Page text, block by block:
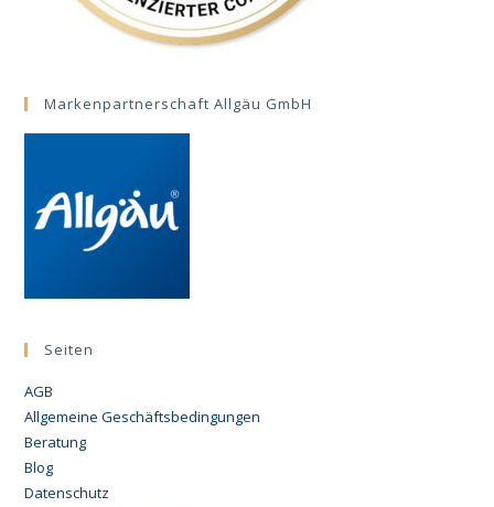
Markenpartnerschaft Allgäu GmbH
Seiten
AGB
Allgemeine Geschäftsbedingungen
Beratung
Blog
Datenschutz